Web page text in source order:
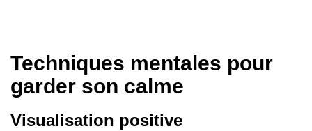
Techniques mentales pour
garder son calme
Visualisation positive